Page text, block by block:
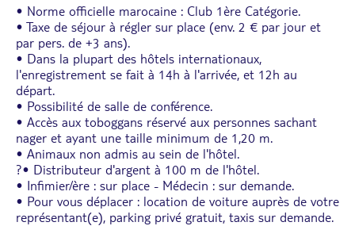
• Norme officielle marocaine : Club 1ère Catégorie.
• Taxe de séjour à régler sur place (env. 2 € par jour et
par pers. de +3 ans).
• Dans la plupart des hôtels internationaux,
l'enregistrement se fait à 14h à l'arrivée, et 12h au
départ.
• Possibilité de salle de conférence.
• Accès aux toboggans réservé aux personnes sachant
nager et ayant une taille minimum de 1,20 m.
• Animaux non admis au sein de l'hôtel.
?• Distributeur d'argent à 100 m de l'hôtel.
• Infimier/ère : sur place - Médecin : sur demande.
• Pour vous déplacer : location de voiture auprès de votre
représentant(e), parking privé gratuit, taxis sur demande.